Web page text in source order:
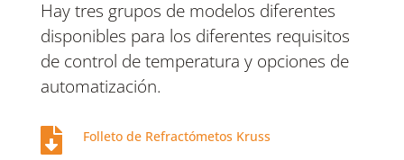
Hay tres grupos de modelos diferentes
disponibles para los diferentes requisitos
de control de temperatura y opciones de
automatización.
 Folleto de Refractómetos Kruss